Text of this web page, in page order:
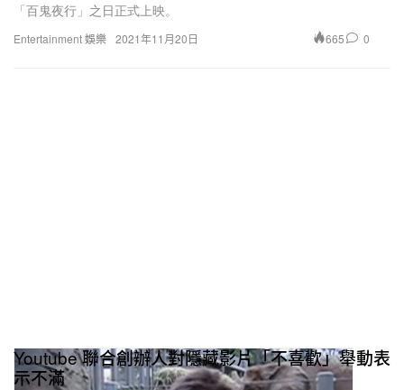
Entertainment 娛樂
「百鬼夜行」之日正式上映。
2021年11月20日 665 0
Youtube 聯合創辦人對隱藏影片「不喜歡」舉動表
示不滿